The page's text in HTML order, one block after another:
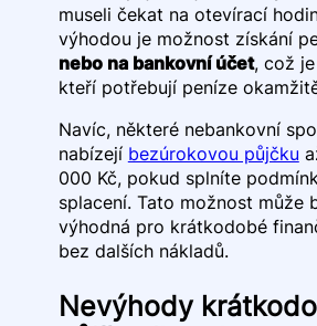
museli čekat na otevírací
výhodou je možnost získání
nebo na bankovní účet, což
kteří potřebují peníze
Navíc, některé nebankovní
nabízejí bezúrokovou půjčku
000 Kč, pokud splníte
splacení. Tato možnost může
výhodná pro krátkodobé
bez dalších nákladů.
Nevýhody